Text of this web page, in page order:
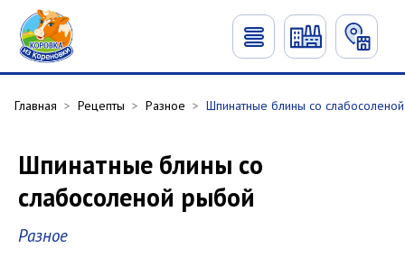
Главная > Рецепты > Разное > Шпинатные блины со
Шпинатные блины со
слабосоленой рыбой
Разное